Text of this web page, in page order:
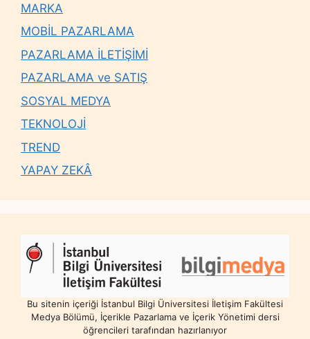
MARKA
MOBİL PAZARLAMA
PAZARLAMA İLETİŞİMİ
PAZARLAMA ve SATIŞ
SOSYAL MEDYA
TEKNOLOJİ
TREND
YAPAY ZEKÂ
Bu sitenin içeriği İstanbul Bilgi Üniversitesi İletişim Fakültesi
Medya Bölümü, İçerikle Pazarlama ve İçerik Yönetimi dersi
öğrencileri tarafından hazırlanıyor